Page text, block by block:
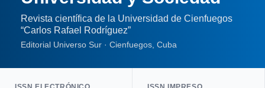
Revista científica de la Universidad de Cienfuegos
“Carlos Rafael Rodríguez”
Editorial Universo Sur · Cienfuegos, Cuba